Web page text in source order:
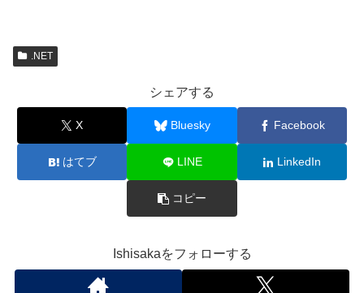
.NET
シェアする
X Bluesky Facebook
はてブ LINE LinkedIn
コピー
Ishisakaをフォローする